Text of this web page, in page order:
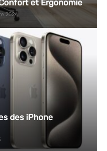
et Ergonomie
2024
des iPhone